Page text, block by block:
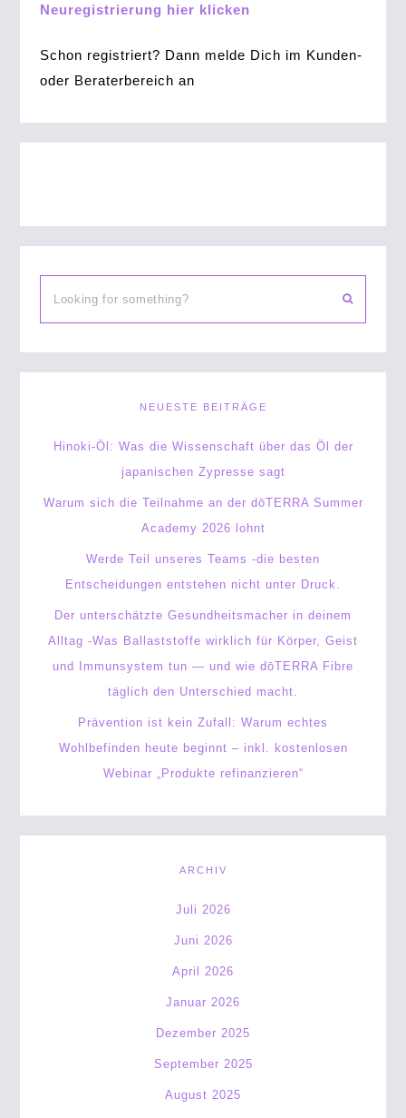
Neuregistrierung hier klicken
Schon registriert? Dann melde Dich im Kunden-
oder Beraterbereich an
NEUESTE BEITRÄGE
Hinoki-Öl: Was die Wissenschaft über das Öl der
japanischen Zypresse sagt
Warum sich die Teilnahme an der dōTERRA Summer
Academy 2026 lohnt
Werde Teil unseres Teams -die besten
Entscheidungen entstehen nicht unter Druck.
Der unterschätzte Gesundheitsmacher in deinem
Alltag -Was Ballaststoffe wirklich für Körper, Geist
und Immunsystem tun — und wie dōTERRA Fibre
täglich den Unterschied macht.
Prävention ist kein Zufall: Warum echtes
Wohlbefinden heute beginnt – inkl. kostenlosen
Webinar „Produkte refinanzieren“
ARCHIV
Juli 2026
Juni 2026
April 2026
Januar 2026
Dezember 2025
September 2025
August 2025